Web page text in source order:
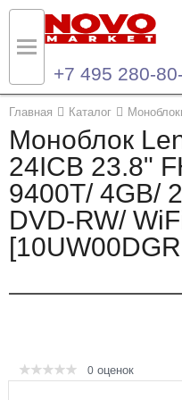
+7 495 280-
Главная Каталог
Моноблок
24ICB 23.8"
9400T/ 4GB/
DVD-RW/
0 оценок
Назад
Каталог продукции
Ноутбуки и ультрабуки
Компьютеры
Назад
Контакты
Контактная информация